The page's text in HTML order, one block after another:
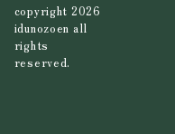
copyright 2026
idunozoen all
rights
reserved.